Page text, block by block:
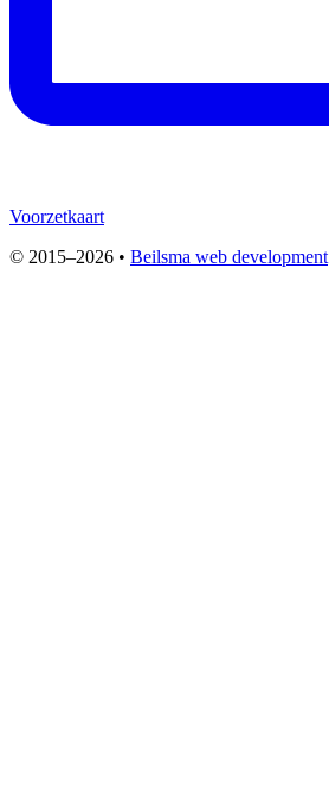
Voorzetkaart
© 2015–2026 • Beilsma web development